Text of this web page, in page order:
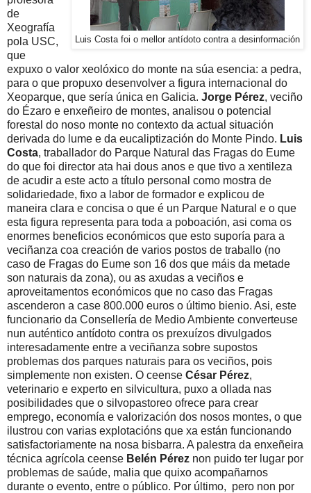
Luis Costa foi o mellor antídoto contra a desinformación
de
Xeografía
pola USC,
que
expuxo o valor xeolóxico do monte na súa esencia: a pedra,
para o que propuxo desenvolver a figura internacional do
Xeoparque, que sería única en Galicia. Jorge Pérez, veciño
do Ézaro e enxeñeiro de montes, analisou o potencial
forestal do noso monte no contexto da actual situación
derivada do lume e da eucaliptización do Monte Pindo. Luis
Costa, traballador do Parque Natural das Fragas do Eume
do que foi director ata hai dous anos e que tivo a xentileza
de acudir a este acto a título personal como mostra de
solidariedade, fixo a labor de formador e explicou de
maneira clara e concisa o que é un Parque Natural e o que
esta figura representa para toda a poboación, asi coma os
enormes beneficios económicos que esto suporía para a
veciñanza coa creación de varios postos de traballo (no
caso de Fragas do Eume son 16 dos que máis da metade
son naturais da zona), ou as axudas a veciños e
aproveitamentos económicos que no caso das Fragas
ascenderon a case 800.000 euros o último bienio. Asi, este
funcionario da Consellería de Medio Ambiente converteuse
nun auténtico antídoto contra os prexuízos divulgados
interesadamente entre a veciñanza sobre supostos
problemas dos parques naturais para os veciños, pois
simplemente non existen. O ceense César Pérez,
veterinario e experto en silvicultura, puxo a ollada nas
posibilidades que o silvopastoreo ofrece para crear
emprego, economía e valorización dos nosos montes, o que
ilustrou con varias explotacións que xa están funcionando
satisfactoriamente na nosa bisbarra. A palestra da enxeñeira
técnica agrícola ceense Belén Pérez non puido ter lugar por
problemas de saúde, malia que quixo acompañarnos
durante o evento, entre o público. Por último, pero non por